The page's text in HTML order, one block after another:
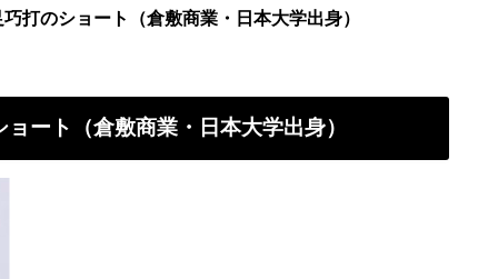
打のショート（倉敷商業・日本大学出身）
ート（倉敷商業・日本大学出身）